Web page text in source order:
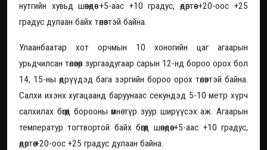
нутгийн хувьд шөнөдөө +5-аас +10 градус, өдөртөө +20-оос +25
градус дулаан байх төлөвтэй байна.
Улаанбаатар хот орчмын 10 хоногийн цаг агаарын
урьдчилсан төлөвөөр зургаадугаар сарын 12-нд бороо орох бол
14, 15-ны өдрүүдэд бага зэргийн бороо орох төлөвтэй байна.
Салхи ихэнх хугацаанд баруунаас секундэд 5-10 метр хүрч
салхилах бөгөөд борооны өмнө түр зуур ширүүсэх аж. Агаарын
температур тогтвортой байх бөгөөд шөнөдөө +5-аас +10 градус,
өдөртөө +20-оос +25 градус дулаан байна.